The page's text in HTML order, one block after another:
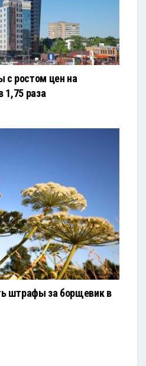
с ростом цен на
1,75 раза
штрафы за борщевик в